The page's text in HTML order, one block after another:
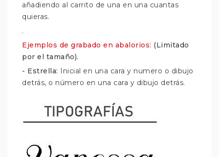
añadiendo al carrito de una en una cuantas
quieras.
.
Ejemplos de grabado en abalorios: (Limitado
por el tamaño).
- Estrella:
Inicial en una cara y numero o dibujo
detrás, o número en una cara y dibujo detrás.